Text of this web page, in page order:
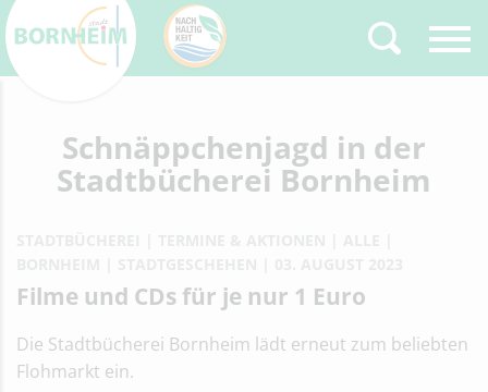
Zurück
Type 2 or more
characters for results.
Schnäppchenjagd in der
Stadtbücherei Bornheim
Filme und CDs für je nur 1 Euro
Die Stadtbücherei Bornheim lädt erneut zum beliebten
Flohmarkt ein.